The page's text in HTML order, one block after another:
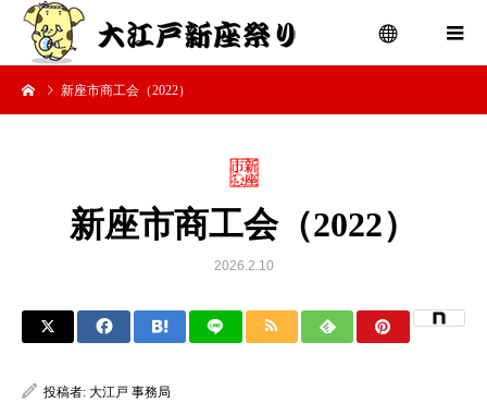
新座市商工会（2022）
新座市商工会（2022）
2026.2.10
投稿者: 大江戸 事務局